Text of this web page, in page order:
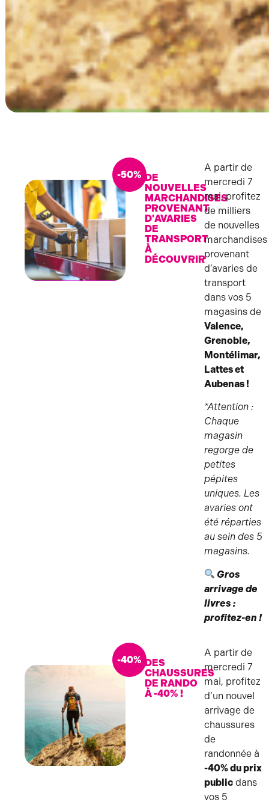
-50% DE
NOUVELLES
MARCHANDISES
PROVENANT
D'AVARIES
DE
TRANSPORT
À
DÉCOUVRIR
A partir de
mercredi 7
mai, profitez
de milliers
de nouvelles
marchandises
provenant
d’avaries de
transport
dans vos 5
magasins de
Valence,
Grenoble,
Montélimar,
Lattes et
Aubenas !
*Attention :
Chaque
magasin
regorge de
petites
pépites
uniques. Les
avaries ont
été réparties
au sein des 5
magasins.
Gros
arrivage de
livres :
profitez-en !
-40% DES
CHAUSSURES
DE RANDO
À -40% !
A partir de
mercredi 7
mai, profitez
d’un nouvel
arrivage de
chaussures
de
randonnée à
-40% du prix
public dans
vos 5